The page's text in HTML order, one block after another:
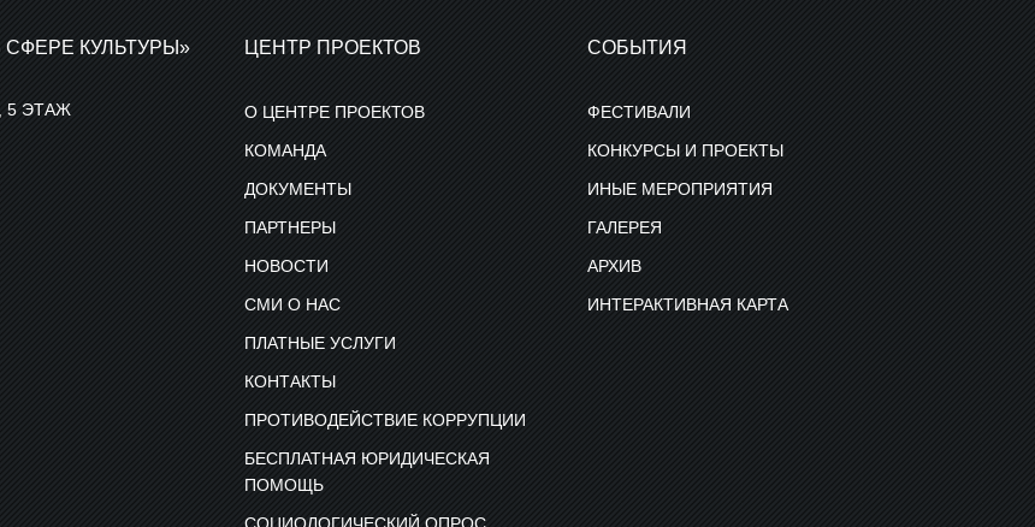
КУЛЬТУРЫ»
5 ЭТАЖ
ЦЕНТР ПРОЕКТОВ
О ЦЕНТРЕ ПРОЕКТОВ
КОМАНДА
ДОКУМЕНТЫ
ПАРТНЕРЫ
НОВОСТИ
СМИ О НАС
ПЛАТНЫЕ УСЛУГИ
КОНТАКТЫ
ПРОТИВОДЕЙСТВИЕ КОРРУПЦИИ
БЕСПЛАТНАЯ ЮРИДИЧЕСКАЯ
ПОМОЩЬ
СОБЫТИЯ
ФЕСТИВАЛИ
КОНКУРСЫ И ПРОЕКТЫ
ИНЫЕ МЕРОПРИЯТИЯ
ГАЛЕРЕЯ
АРХИВ
ИНТЕРАКТИВНАЯ КАРТА